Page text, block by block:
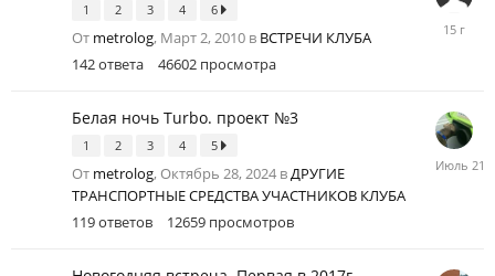
1 2 3 4 6
От metrolog, Март 2, 2010 в ВСТРЕЧИ КЛУБА
142ответа 46602 просмотра
Август
Белая ночь Turbo. проект №3
1 2 3 4 5
От metrolog, Октябрь 28, 2024 вДРУГИЕ
ТРАНСПОРТНЫЕ СРЕДСТВА УЧАСТНИКОВ КЛУБА
119ответов 12659 просмотров
Июль